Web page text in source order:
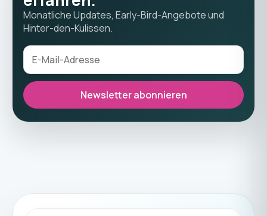
Monatliche Updates, Early-Bird-Angebote und
Hinter-den-Kulissen.
Newsletter abonnieren